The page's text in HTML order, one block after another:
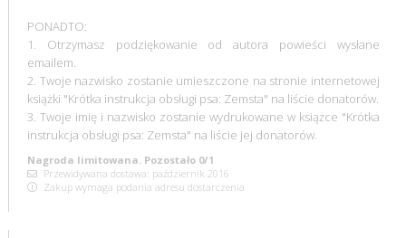
PONADTO:
1. Otrzymasz podziękowanie od autora powieści wysłane
emailem.
2. Twoje nazwisko zostanie umieszczone na stronie internetowej
książki "Krótka instrukcja obsługi psa: Zemsta" na liście donatorów.
3. Twoje imię i nazwisko zostanie wydrukowane w książce "Krótka
instrukcja obsługi psa: Zemsta" na liście jej donatorów.
Nagroda limitowana. Pozostało 0/1
Przewidywana dostawa: październik 2016
Zakup wymaga podania adresu dostarczenia